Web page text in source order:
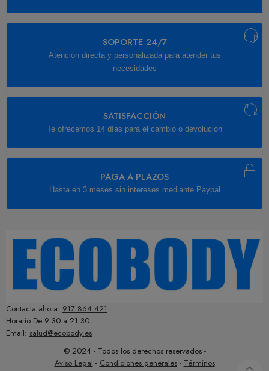
SOPORTE 24/7
Atención directa y personalizada para atender tus
necesidades
SATISFACCIÓN
Te ofrecemos 14 días para el cambio o devolución
PAGA A PLAZOS
Hasta en 3 meses sin intereses mediante Paypal
Contacta ahora: 917 864 421
Horario:De 9:30 a 21:30
Email: salud@ecobody.es
© 2024 - Todos los derechos reservados -
Aviso Legal - Condiciones generales- Términos